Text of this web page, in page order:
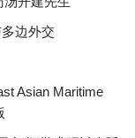
边外交
Asian Maritime